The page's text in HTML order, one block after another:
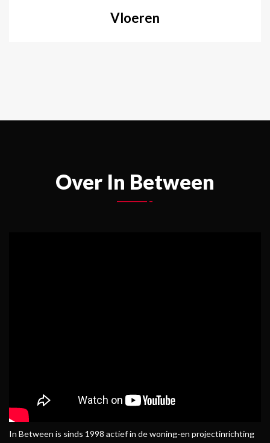
Vloeren
Over In Between
In Between is sinds 1998 actief in de woning-en projectinrichting